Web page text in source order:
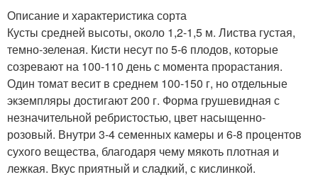
Описание и характеристика сорта
Кусты средней высоты, около 1,2-1,5 м. Листва густая,
темно-зеленая. Кисти несут по 5-6 плодов, которые
созревают на 100-110 день с момента прорастания.
Один томат весит в среднем 100-150 г, но отдельные
экземпляры достигают 200 г. Форма грушевидная с
незначительной ребристостью, цвет насыщенно-
розовый. Внутри 3-4 семенных камеры и 6-8 процентов
сухого вещества, благодаря чему мякоть плотная и
лежкая. Вкус приятный и сладкий, с кислинкой.